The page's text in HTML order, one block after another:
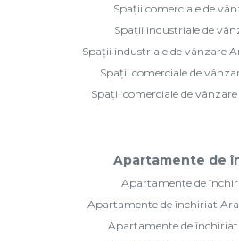
Spații comerciale de
Spații industriale de
Spații industriale de vânzare
Spații comerciale de
Spații comerciale de
Apartamente de
Apartamente de
Apartamente de închiriat
Apartamente de închiriat